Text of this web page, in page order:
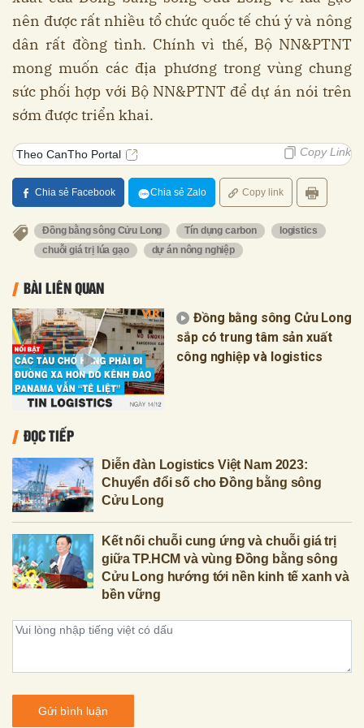
nên được rất nhiều tổ chức quốc tế chú ý và nông
dân rất đồng tình. Chính vì thế, Bộ NN&PTNT
mong muốn các địa phương trong vùng chung
sức phối hợp với Bộ NN&PTNT để dự án nói trên
sớm được triển khai.
Theo CanTho Portal Copy Link
Chia sẻ Facebook Chia sẻ Zalo Copy link
Đồng bằng sông Cửu Long Tín dụng carbon
logistics
chuỗi giá trị lúa gạo
dự án nông nghiệp
BÀI LIÊN QUAN
Đồng bằng sông Cửu Long
sắp có trung tâm sản xuất
công nghiệp và logistics
ĐỌC TIẾP
Diễn đàn Logistics Việt Nam 2023:
Chuyển đổi số cho Đồng bằng sông
Cửu Long
Kết nối chuỗi cung ứng và chuỗi giá trị
giữa TP.HCM và vùng Đồng bằng sông
Cửu Long hướng tới nền kinh tế xanh và
bền vững
Gửi bình luận